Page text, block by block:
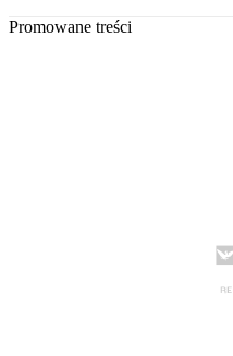
Promowane treści